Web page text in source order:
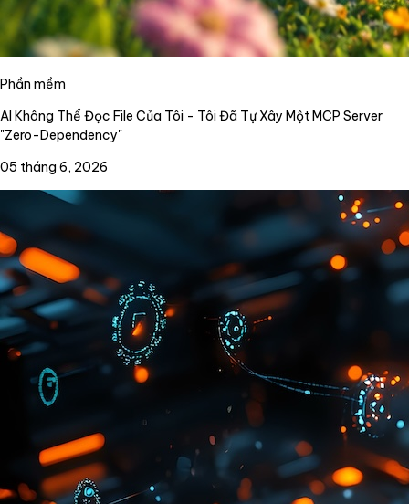
Phần mềm
AI Không Thể Đọc File Của Tôi - Tôi Đã Tự Xây Một MCP Server
"Zero-Dependency"
05 tháng 6, 2026